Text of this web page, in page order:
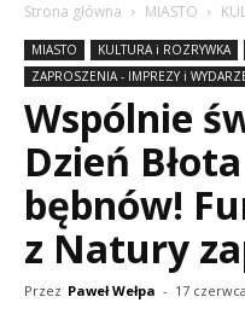
Strona główna MIASTO
MIASTO KULTURA i ROZRYWKA
ZAPROSZENIA - IMPREZY i
Wspólnie
Dzień
bębnów!
z Natury
Przez Paweł Wełpa - 17